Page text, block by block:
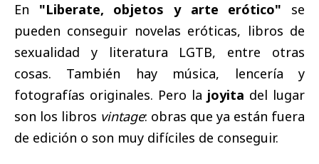
En "Liberate, objetos y arte erótico" se
pueden conseguir novelas eróticas, libros de
sexualidad y literatura LGTB, entre otras
cosas. También hay música, lencería y
fotografías originales. Pero la joyita del lugar
son los libros vintage: obras que ya están fuera
de edición o son muy difíciles de conseguir.